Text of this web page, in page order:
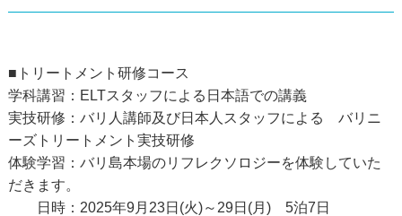
■トリートメント研修コース
学科講習：ELTスタッフによる日本語での講義
実技研修：バリ人講師及び日本人スタッフによる バリニ
ーズトリートメント実技研修
体験学習：バリ島本場のリフレクソロジーを体験していた
だきます。
日時：2025年9月23日(火)～29日(月) 5泊7日